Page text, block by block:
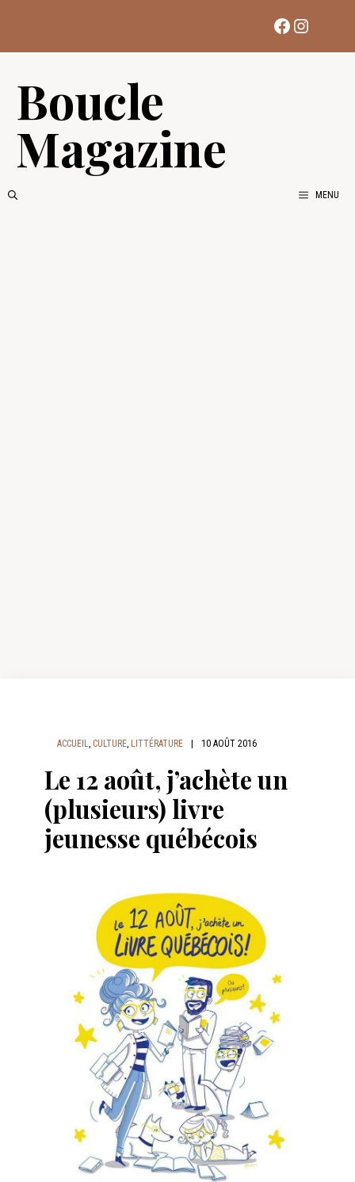
contenu
Facebook
Boucle
Magazine
MENU
ACCUEIL, CULTURE, LITTÉRATURE 10 AOÛT 2016
Le 12 août, j’achète un
(plusieurs) livre
jeunesse québécois